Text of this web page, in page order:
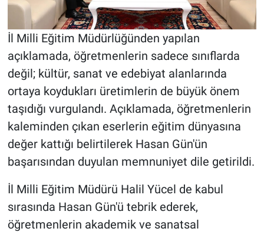
İl Milli Eğitim Müdürlüğünden yapılan
açıklamada, öğretmenlerin sadece sınıflarda
değil; kültür, sanat ve edebiyat alanlarında
ortaya koydukları üretimlerin de büyük önem
taşıdığı vurgulandı. Açıklamada, öğretmenlerin
kaleminden çıkan eserlerin eğitim dünyasına
değer kattığı belirtilerek Hasan Gün'ün
başarısından duyulan memnuniyet dile getirildi.
İl Milli Eğitim Müdürü Halil Yücel de kabul
sırasında Hasan Gün'ü tebrik ederek,
öğretmenlerin akademik ve sanatsal